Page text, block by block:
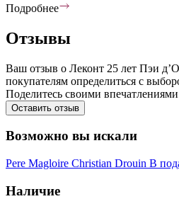
Подробнее
Отзывы
Ваш отзыв о Леконт 25 лет Пэи
покупателям определиться с
Поделитесь своими
Оставить отзыв
Возможно вы искали
Pere Magloire Christian Drouin В
Наличие